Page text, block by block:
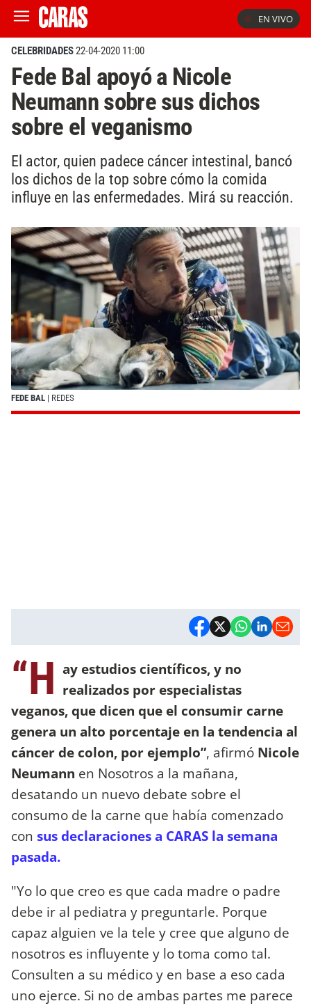
EN VIVO
CELEBRIDADES22-04-2020 11:00
Fede Bal apoyó a Nicole
Neumann sobre sus dichos
sobre el veganismo
El actor, quien padece cáncer intestinal, bancó
los dichos de la top sobre cómo la comida
influye en las enfermedades. Mirá su reacción.
FEDE BAL | REDES
“H ay estudios científicos, y no
realizados por especialistas
veganos, que dicen que el consumir carne
genera un alto porcentaje en la tendencia al
cáncer de colon, por ejemplo”, afirmó Nicole
Neumann en Nosotros a la mañana,
desatando un nuevo debate sobre el
consumo de la carne que había comenzado
con sus declaraciones a CARAS la semana
pasada.
"Yo lo que creo es que cada madre o padre
debe ir al pediatra y preguntarle. Porque
capaz alguien ve la tele y cree que alguno de
nosotros es influyente y lo toma como tal.
Consulten a su médico y en base a eso cada
uno ejerce. Si no de ambas partes me parece